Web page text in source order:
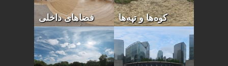
فضاهای داخلی کوه‌ها و تپه‌ها